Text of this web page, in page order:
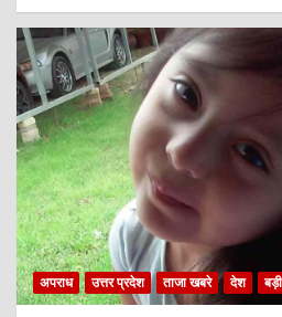
अपराध उत्तर प्रदेश ताजा खबरे देश